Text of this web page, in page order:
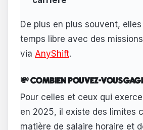
De plus en plus souvent,
temps libre avec des
via AnyShift.
💸 COMBIEN POUVEZ-VOUS
Pour celles et ceux qui
en 2025, il existe des limites
matière de salaire horaire et